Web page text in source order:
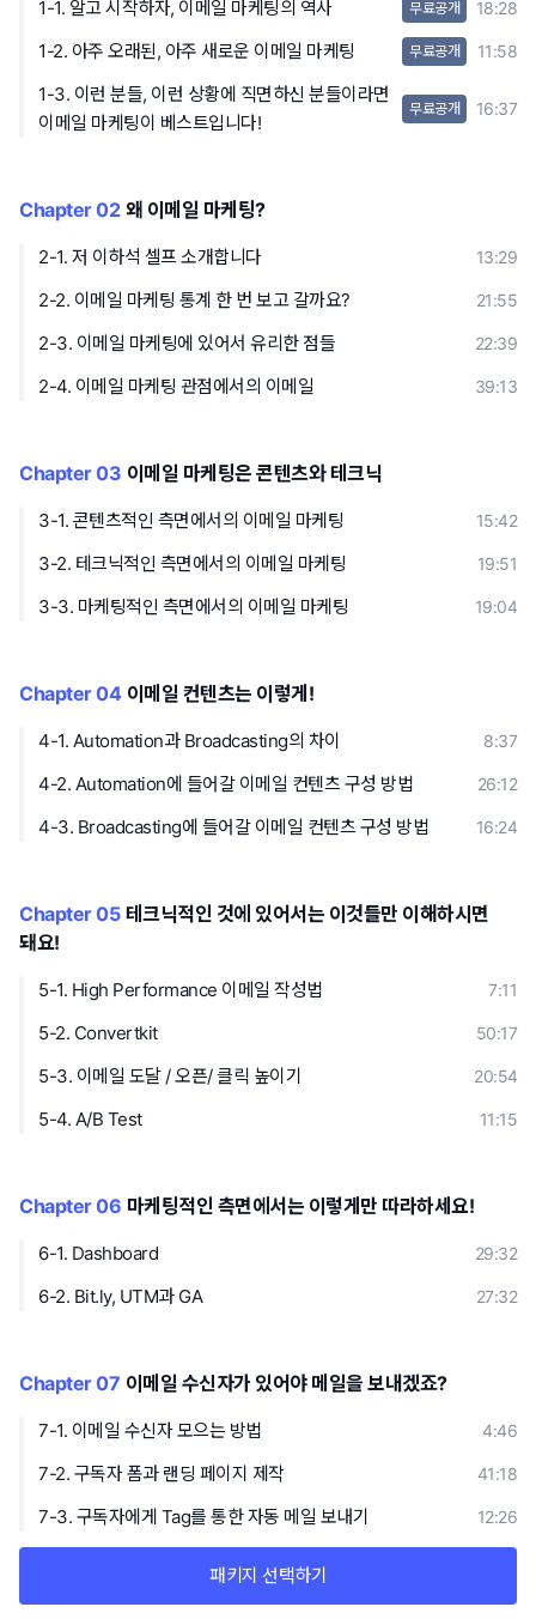
패키지 선택하기
1-1. 알고 시작하자, 이메일 마케팅의 역사 무료공개 18:28
1-2. 아주 오래된, 아주 새로운 이메일 마케팅 무료공개 11:58
1-3. 이런 분들, 이런 상황에 직면하신 분들이라면
이메일 마케팅이 베스트입니다!
무료공개 16:37
Chapter 02 왜 이메일 마케팅?
2-1. 저 이하석 셀프 소개합니다 13:29
2-2. 이메일 마케팅 통계 한 번 보고 갈까요? 21:55
2-3. 이메일 마케팅에 있어서 유리한 점들 22:39
2-4. 이메일 마케팅 관점에서의 이메일 39:13
Chapter 03 이메일 마케팅은 콘텐츠와 테크닉
3-1. 콘텐츠적인 측면에서의 이메일 마케팅 15:42
3-2. 테크닉적인 측면에서의 이메일 마케팅 19:51
3-3. 마케팅적인 측면에서의 이메일 마케팅 19:04
Chapter 04 이메일 컨텐츠는 이렇게!
4-1. Automation과 Broadcasting의 차이 8:37
4-2. Automation에 들어갈 이메일 컨텐츠 구성 방법 26:12
4-3. Broadcasting에 들어갈 이메일 컨텐츠 구성 방법 16:24
Chapter 05 테크닉적인 것에 있어서는 이것들만 이해하시면
돼요!
5-1. High Performance 이메일 작성법 7:11
5-2. Convertkit 50:17
5-3. 이메일 도달 / 오픈/ 클릭 높이기 20:54
5-4. A/B Test 11:15
Chapter 06 마케팅적인 측면에서는 이렇게만 따라하세요!
6-1. Dashboard 29:32
6-2. Bit.ly, UTM과 GA 27:32
Chapter 07 이메일 수신자가 있어야 메일을 보내겠죠?
7-1. 이메일 수신자 모으는 방법 4:46
7-2. 구독자 폼과 랜딩 페이지 제작 41:18
7-3. 구독자에게 Tag를 통한 자동 메일 보내기 12:26
Chapter 08 Tag와 Segment는 고객 타겟팅의 필수 조건